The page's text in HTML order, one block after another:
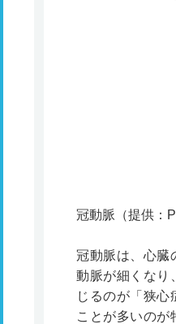
冠動脈（提供：
冠動脈は、心臓
動脈が細くなり
じるのが「狭
ことが多いのが